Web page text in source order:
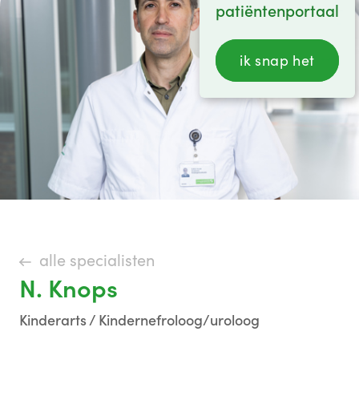
patiëntenportaal
ik snap het
alle specialisten
N. Knops
Kinderarts / Kindernefroloog/uroloog